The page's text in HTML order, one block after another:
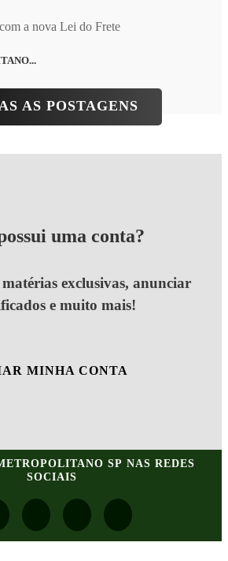
a nova Lei do Frete
AS POSTAGENS
uma conta?
exclusivas, anunciar
e muito mais!
MINHA CONTA
SP NAS REDES
SOCIAIS